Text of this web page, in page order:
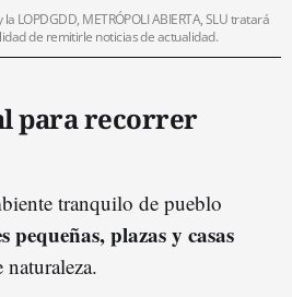
LOPDGDD, METRÓPOLI ABIERTA, SLU tratará
de remitirle noticias de actualidad.
para recorrer
tranquilo de pueblo
pequeñas, plazas y casas
naturaleza.